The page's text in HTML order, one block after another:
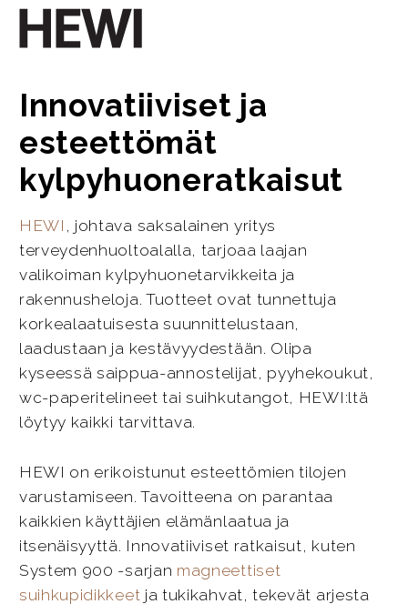
Innovatiiviset ja
esteettömät
kylpyhuoneratkaisut
HEWI , johtava saksalainen yritys
terveydenhuoltoalalla, tarjoaa laajan
valikoiman kylpyhuonetarvikkeita ja
rakennusheloja. Tuotteet ovat tunnettuja
korkealaatuisesta suunnittelustaan,
laadustaan ja kestävyydestään. Olipa
kyseessä saippua-annostelijat, pyyhekoukut,
wc-paperitelineet tai suihkutangot, HEWI:ltä
löytyy kaikki tarvittava.
HEWI on erikoistunut esteettömien tilojen
varustamiseen. Tavoitteena on parantaa
kaikkien käyttäjien elämänlaatua ja
itsenäisyyttä. Innovatiiviset ratkaisut, kuten
System 900 -sarjan magneettiset
suihkupidikkeet ja tukikahvat, tekevät arjesta